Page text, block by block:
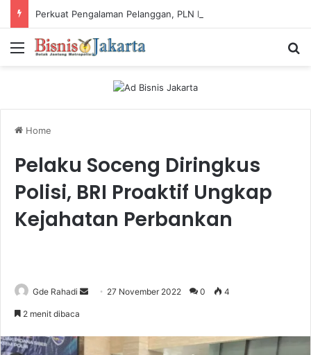
Menu
Home
Pelaku Soceng Diringkus
Polisi, BRI Proaktif Ungkap
Kejahatan Perbankan
Gde Rahadi 27 November 2022 0 4
2 menit dibaca